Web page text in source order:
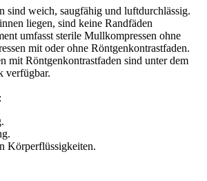
sind weich, saugfähig und luftdurchlässig.
liegen, sind keine Randfäden
umfasst sterile Mullkompressen ohne
mit oder ohne Röntgenkontrastfaden.
mit Röntgenkontrastfaden sind unter dem
verfügbar.
Körperflüssigkeiten.